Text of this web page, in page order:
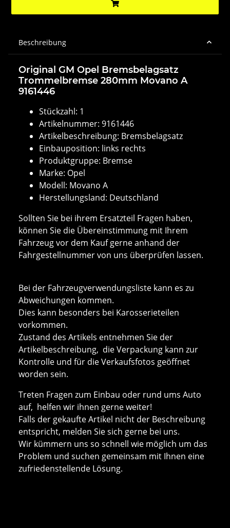
Beschreibung
Original GM Opel Bremsbelagsatz
Trommelbremse 280mm Movano A
9161446
Stückzahl: 1
Artikelnummer: 9161446
Artikelbeschreibung: Bremsbelagsatz
Einbauposition: links rechts
Produktgruppe: Bremse
Marke: Opel
Modell: Movano A
Herstellungsland: Deutschland
Sollten Sie bei ihrem Ersatzteil Fragen haben,
können Sie die Übereinstimmung mit Ihrem
Fahrzeug vor dem Kauf gerne anhand der
Fahrgestellnummer von uns überprüfen lassen.
Bei der Fahrzeugverwendungsliste kann es zu
Abweichungen kommen.
Dies kann besonders bei Karosserieteilen
vorkommen.
Zustand des Artikels entnehmen Sie der
Artikelbeschreibung, die Verpackung kann zur
Kontrolle und für die Verkaufsfotos geöffnet
worden sein.
Treten Fragen zum Einbau oder rund ums Auto
auf, helfen wir ihnen gerne weiter!
Falls der gekaufte Artikel nicht der Beschreibung
entspricht, melden Sie sich gerne bei uns.
Wir kümmern uns so schnell wie möglich um das
Problem und suchen gemeinsam mit Ihnen eine
zufriedenstellende Lösung.